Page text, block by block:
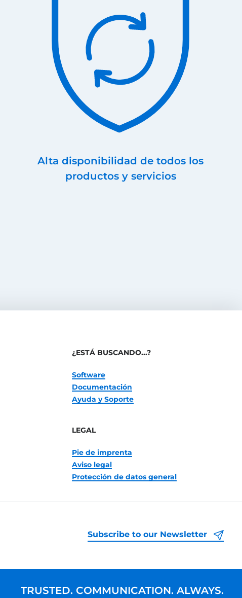
Alta disponibilidad de todos los
productos y servicios
¿ESTÁ BUSCANDO...?
Software
Documentación
Ayuda y Soporte
LEGAL
Pie de imprenta
Aviso legal
Protección de datos general
Subscribe to our Newsletter
TRUSTED. COMMUNICATION. ALWAYS.